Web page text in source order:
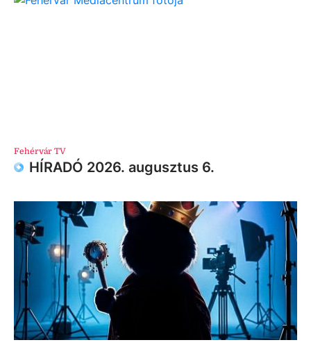
Fehérvár TV
HÍRADÓ 2026. augusztus 6.